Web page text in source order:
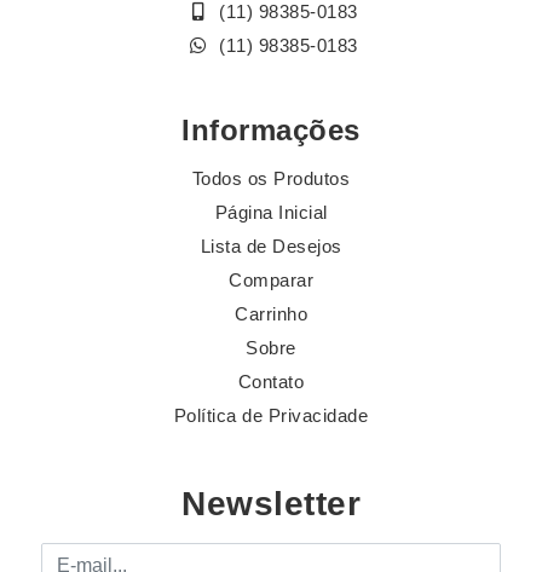
(11) 98385-0183
(11) 98385-0183
Informações
Todos os Produtos
Página Inicial
Lista de Desejos
Comparar
Carrinho
Sobre
Contato
Política de Privacidade
Newsletter
E-mail